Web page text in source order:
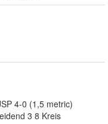
4-0 (1,5 metric)
3 8 Kreis